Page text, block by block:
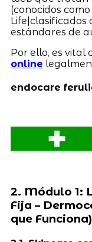
(conocidos
Life|clasificados
estándares de
Por ello, es vital
online
endocare
2. Módulo 1:
Fija –
que